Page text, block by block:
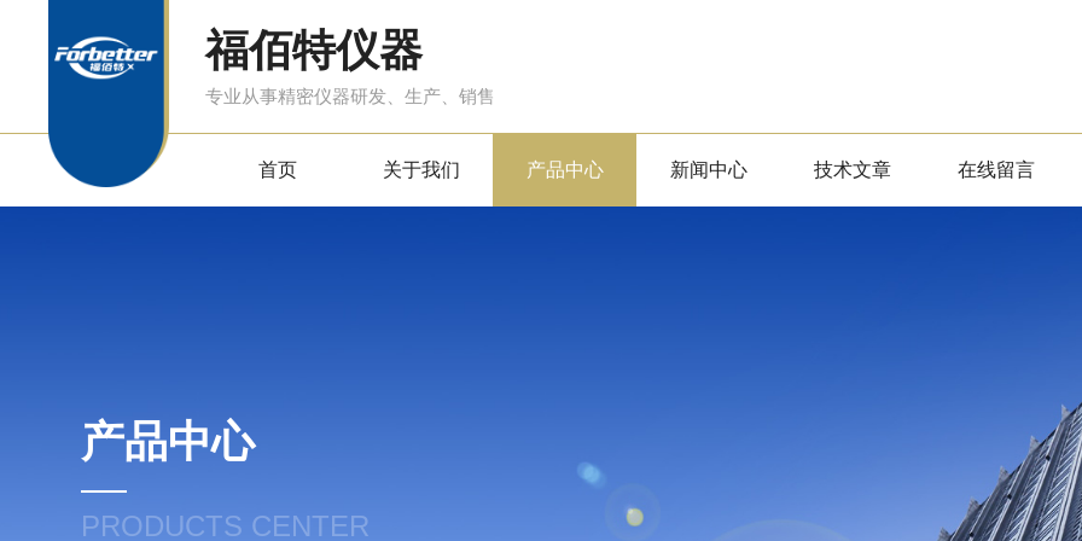
福佰特仪器
专业从事精密仪器研发、生产、销售
首页 关于我们 产品中心 新闻中心 技术文章 在线留言
产品中心
PRODUCTS CENTER